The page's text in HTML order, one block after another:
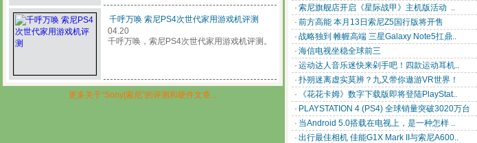
千呼万唤 索尼PS4次世代家用游戏机评测
04.20
千呼万唤，索尼PS4次世代家用游戏机评测。
更多关于“Sony|索尼”的评测和硬件文章...
· 索尼旗舰店开启《星际战甲》主机版活动 ..
· 前方高能 本月13日索尼Z5国行版将开售
· 战略独到 帷幄高端 三星Galaxy Note5扛鼎..
· 海信电视坐稳全球前三
· 运动达人音乐迷快来剁手吧！四款运动耳机..
· 扑朔迷离虚实莫辨？九又带你遨游VR世界！
·
《花花卡姆》数字下载版即将登陆PlayStat..
· PLAYSTATION 4 (PS4) 全球销量突破3020万台
· 当Android 5.0搭载在电视上，是一种怎样 ..
· 出行最佳相机 佳能G1X Mark II与索尼A600..